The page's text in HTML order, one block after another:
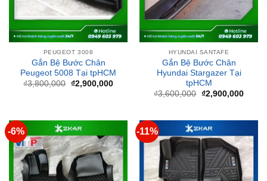
PEUGEOT 3008
Gắn Bệ Bước Chân
Peugeot 5008 Tại tpHCM
3,800,000 Giá
gốc
là:
₫3,800,000.
₫2,900,000
là:
₫2,900,000.
HYUNDAI SANTAFE
Gắn Bệ Bước Chân
Hyundai Stargazer Tại
tpHCM
3,600,000 Giá
gốc
là:
₫3,600,000.
₫2,900,000